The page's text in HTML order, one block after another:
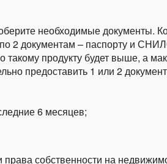
необходимые документы.
2 документам – паспорту и
такому продукту будет выше, а
предоставить 1 или 2
6 месяцев;
права собственности на